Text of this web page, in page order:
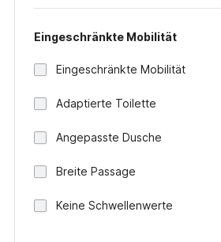
Eingeschränkte Mobilität
Eingeschränkte Mobilität
Adaptierte Toilette
Angepasste Dusche
Breite Passage
Keine Schwellenwerte